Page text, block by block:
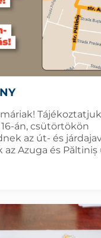
án, csütörtökön
az út- és
Azuga és